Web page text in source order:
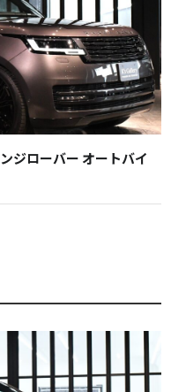
ローバー オートバイ